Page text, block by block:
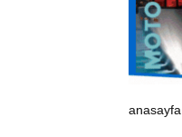
anasayfa